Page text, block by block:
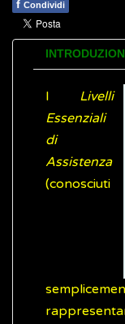
f Condividi
I Livelli
Essenziali
di
Assistenza
(conosciuti